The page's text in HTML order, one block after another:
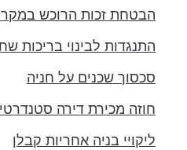
הבטחת זכות הרוכש במקרקעין
התנגדות לבינוי בריכות שחייה
סכסוך שכנים על חניה
חוזה מכירת דירה סטנדרטי
ליקויי בניה אחריות קבלן